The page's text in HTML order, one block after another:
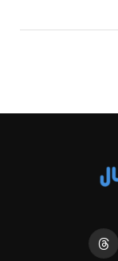
Threads